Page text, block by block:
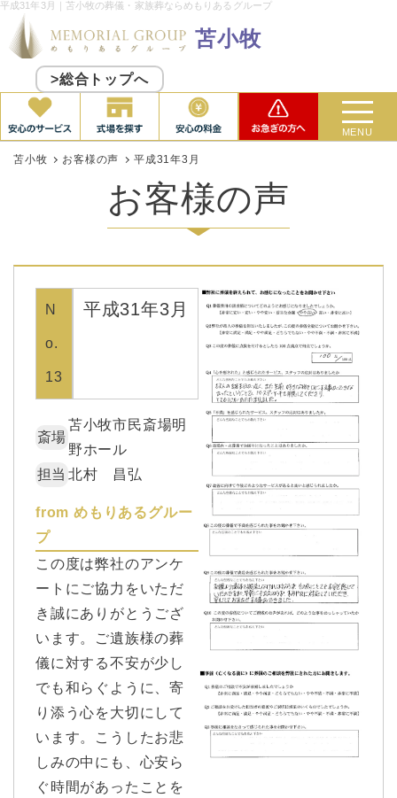
平成31年3月｜苫小牧の葬儀・家族葬ならめもりあるグループ
苫小牧
>総合トップへ
MENU
苫小牧 お客様の声 平成31年3月
お客様の声
N
o.
13
平成31年3月
斎場
苫小牧市民斎場明
野ホール
担当 北村 昌弘
from めもりあるグルー
プ
この度は弊社のアンケ
ートにご協力をいただ
き誠にありがとうござ
います。ご遺族様の葬
儀に対する不安が少し
でも和らぐように、寄
り添う心を大切にして
います。こうしたお悲
しみの中にも、心安ら
ぐ時間があったことを